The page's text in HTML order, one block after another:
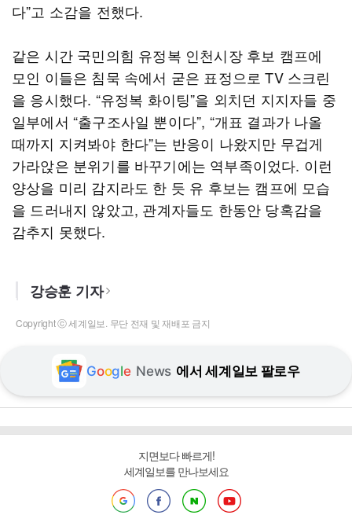
다”고 소감을 전했다.
같은 시간 국민의힘 유정복 인천시장 후보 캠프에
모인 이들은 침묵 속에서 굳은 표정으로 TV 스크린
을 응시했다. “유정복 화이팅”을 외치던 지지자들 중
일부에서 “출구조사일 뿐이다”, “개표 결과가 나올
때까지 지켜봐야 한다”는 반응이 나왔지만 무겁게
가라앉은 분위기를 바꾸기에는 역부족이었다. 이런
양상을 미리 감지라도 한 듯 유 후보는 캠프에 모습
을 드러내지 않았고, 관계자들도 한동안 당혹감을
감추지 못했다.
강승훈 기자
Copyright ⓒ 세계일보. 무단 전재 및 재배포 금지
Google News 에서 세계일보 팔로우
지면보다 빠르게!
세계일보를 만나보세요